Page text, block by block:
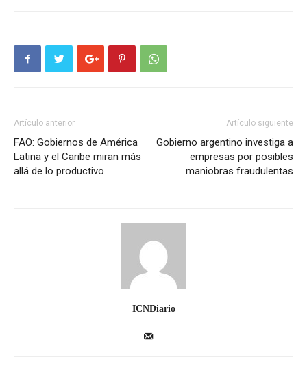
Artículo anterior
FAO: Gobiernos de América
Latina y el Caribe miran más
allá de lo productivo
Artículo siguiente
Gobierno argentino investiga a
empresas por posibles
maniobras fraudulentas
ICNDiario